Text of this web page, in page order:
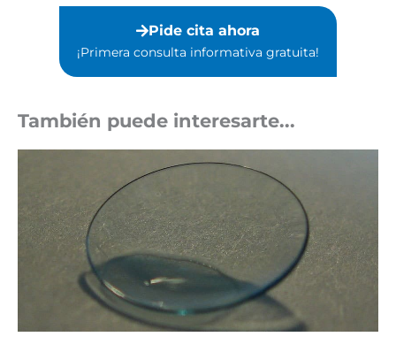
Pide cita ahora
¡Primera consulta informativa gratuita!⁣
También puede interesarte...